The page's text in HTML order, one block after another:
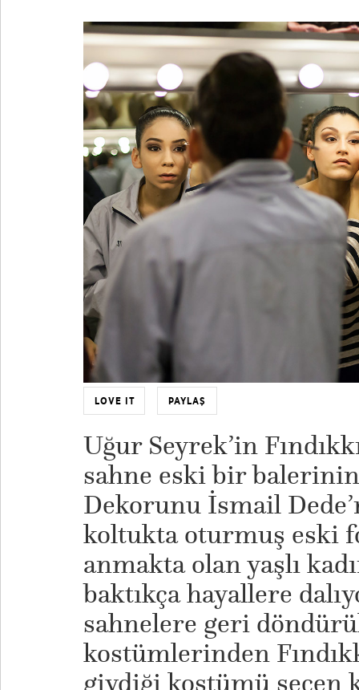
LOVE IT PAYLAŞ
Uğur Seyrek’in
sahne eski bir balerinin
Dekorunu İsmail
koltukta oturmuş eski
anmakta olan yaşlı
baktıkça hayallere
sahnelere geri
kostümlerinden
giydiği kostümü seçen